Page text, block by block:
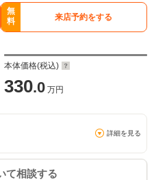
無
料
来店予約をする
本体価格(税込)
330.0 万円
詳細を見る
て相談する